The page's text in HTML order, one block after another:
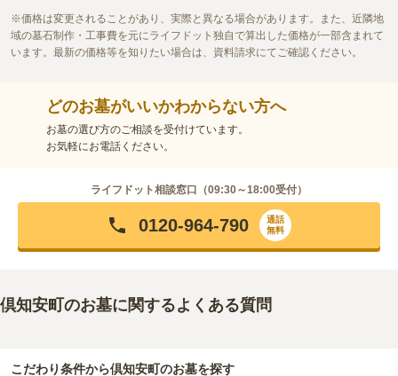
価格は変更されることがあり、実際と異なる場合があります。また、近隣地
域の墓石制作・工事費を元にライフドット独自で算出した価格が一部含まれて
います。最新の価格等を知りたい場合は、資料請求にてご確認ください。
どのお墓がいいかわからない方へ
お墓の選び方のご相談を受付けています。
お気軽にお電話ください。
ライフドット相談窓口（09:30～18:00受付）
0120-964-790
通話
無料
倶知安町のお墓に関するよくある質問
こだわり条件から倶知安町のお墓を探す